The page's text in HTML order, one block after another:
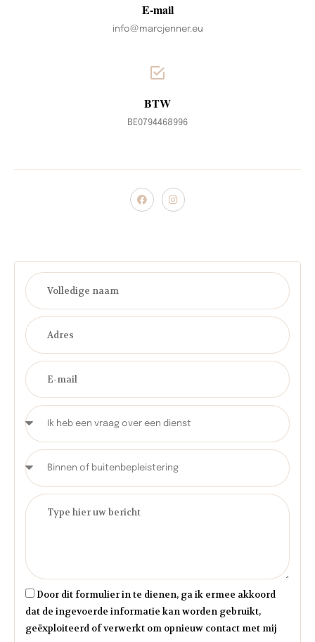
E-mail
info@marcjenner.eu
BTW
BE0794468996
Door dit formulier in te dienen, ga ik ermee akkoord
dat de ingevoerde informatie kan worden gebruikt,
geëxploiteerd of verwerkt om opnieuw contact met mij